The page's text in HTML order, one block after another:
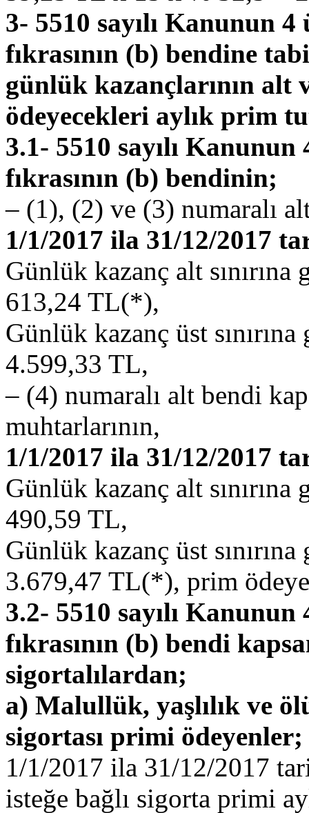
3- 5510 sayılı Kanunun
fıkrasının (b) bendine
günlük kazançlarının alt
ödeyecekleri aylık prim
3.1- 5510 sayılı
fıkrasının (b) bendinin;
– (1), (2) ve (3) numaralı
1/1/2017 ila 31/12/2017
Günlük kazanç alt
613,24 TL(*),
Günlük kazanç üst
4.599,33 TL,
– (4) numaralı alt bendi
muhtarlarının,
1/1/2017 ila 31/12/2017
Günlük kazanç alt
490,59 TL,
Günlük kazanç üst
3.679,47 TL(*), prim
3.2- 5510 sayılı
fıkrasının (b) bendi
sigortalılardan;
a) Malullük, yaşlılık ve
sigortası primi ödeyenler;
1/1/2017 ila 31/12/2017
isteğe bağlı sigorta primi